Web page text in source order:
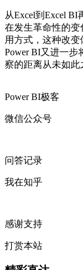
从Excel到Excel
在发生革命性的变
用方式，这种改
Power BI又进一步
察的距离从未如此
Power BI极客
微信公众号
问答记录
我在知乎
感谢支持
打赏本站